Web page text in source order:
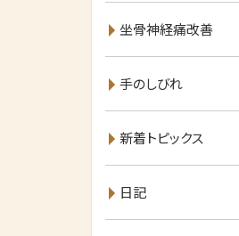
坐骨神経痛改善
手のしびれ
新着トピックス
日記